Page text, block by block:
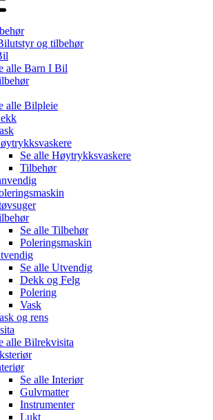
og tilbehør
alle Barn I Bil
alle Bilpleie
Se alle Høytrykksvaskere
Tilbehør
Se alle Tilbehør
Poleringsmaskin
Se alle Utvendig
Dekk og Felg
Polering
Vask
og rens
alle Bilrekvisita
Se alle Interiør
Gulvmatter
Instrumenter
Lukt